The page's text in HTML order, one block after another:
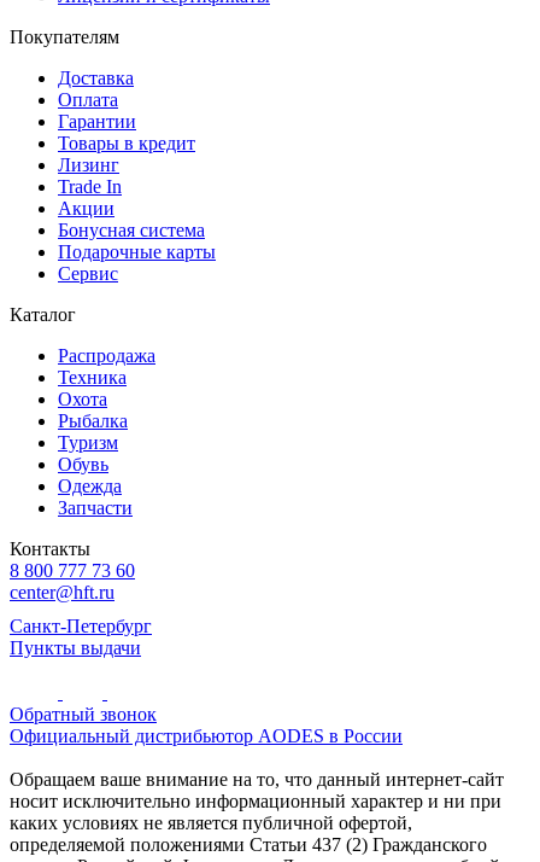
Покупателям
Доставка
Оплата
Гарантии
Товары в кредит
Лизинг
Trade In
Акции
Бонусная система
Подарочные карты
Сервис
Каталог
Распродажа
Техника
Охота
Рыбалка
Туризм
Обувь
Одежда
Запчасти
Контакты
8 800 777 73 60
center@hft.ru
Санкт-Петербург
Пункты выдачи
Обратный звонок
Официальный дистрибьютор AODES в России
Обращаем ваше внимание на то, что данный интернет-сайт
носит исключительно информационный характер и ни при
каких условиях не является публичной офертой,
определяемой положениями Статьи 437 (2) Гражданского